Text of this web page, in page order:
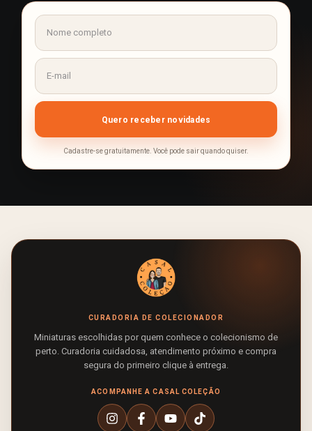
Cadastre-se gratuitamente. Você pode sair quando quiser.
CURADORIA DE COLECIONADOR
Miniaturas escolhidas por quem conhece o colecionismo de
perto. Curadoria cuidadosa, atendimento próximo e compra
segura do primeiro clique à entrega.
ACOMPANHE A CASAL COLEÇÃO